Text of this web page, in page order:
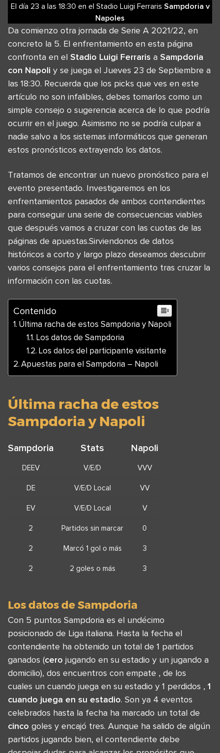
El día 23 a las 18:30 en el Stadio Luigi Ferraris Sampdoria v
Napoles
Da comienzo otra jornada de Serie A 2021/22, en
concreto la 5. El enfrentamiento en esta página
confronta en el Stadio Luigi Ferraris a Sampdoria
con Napoli y se juega el Jueves 23 de Septiembre a
las 18:30. Recuerda que los picks que ves en este
artículo no son infalibles, debes tomarlos como un
simple consejo o sugerencia acerca de lo que podría
ocurrir en el juego. Asimismo no se podría culpar a
nadie salvo a los sistemas informáticos que generan
estos pronósticos extrayendo los datos.
Tratamos de encontrar un nuevo pronóstico para el
evento presentado. Investigaremos en los
enfrentamientos pasados de ambos contendientes
para conseguir una serie de consecuencias viables
que después vamos a cruzar con las cuotas de las
páginas de apuestas.Sirviendonos de datos
históricos a corto y largo plazo deseamos descubrir
varios consejos para el enfrentamiento tras cruzar la
información con las cuotas.
Contenido
Última racha de estos Sampdoria y Napoli
Los datos de Sampdoria
Los datos del participante visitante
Apuestas para el Sampdoria – Napoli
Última racha de estos
Sampdoria y Napoli
Sampdoria Stats Napoli
DEEV V/E/D VVV
DE V/E/D Local VV
EV V/E/D Local V
2 Partidos sin marcar 0
2 Marcó 1 gol o más 3
2 2 goles o más 3
Los datos de Sampdoria
Con 5 puntos Sampdoria es el undécimo
posicionado de Liga italiana. Hasta la fecha el
contendiente ha obtenido un total de 1 partidos
ganados (cero jugando en su estadio y un jugando a
domicilio), dos encuentros con empate , de los
cuales un cuando juega en su estadio y 1 perdidos , 1
cuando juega en su estadio. Son ya 4 eventos
celebrados hasta la fecha ha marcado un total de
cinco goles y encajó tres. Aunque ha salido de algún
partidos jugando bien, el contendiente debe